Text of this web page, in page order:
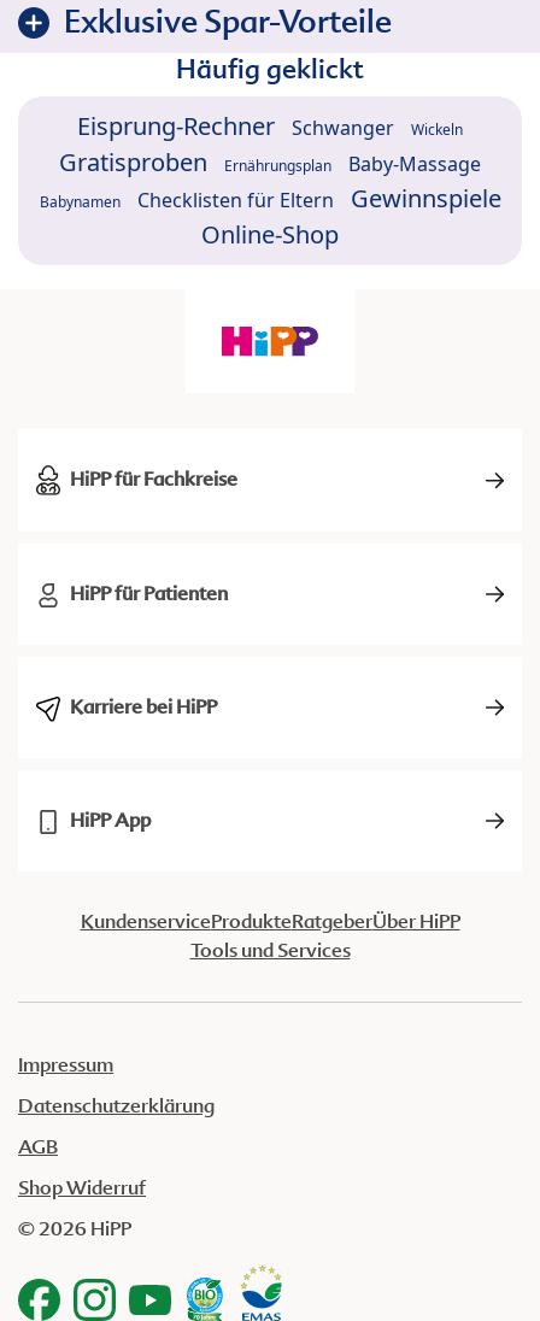
Exklusive Spar-Vorteile
Häufig geklickt
Eisprung-Rechner Schwanger Wickeln
Gratisproben Ernährungsplan Baby-Massage
Babynamen Checklisten für Eltern
Gewinnspiele
Online-Shop
HiPP für Fachkreise
HiPP für Patienten
Karriere bei HiPP
HiPP App
KundenserviceProdukteRatgeberÜber HiPP
Tools und Services
Impressum
Datenschutzerklärung
AGB
Shop Widerruf
© 2026 HiPP